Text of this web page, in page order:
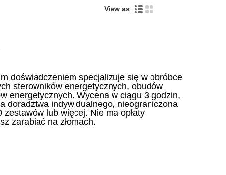
View as
doświadczeniem specjalizuje się w obróbce
sterowników energetycznych, obudów
energetycznych. Wycena w ciągu 3 godzin,
doradztwa indywidualnego, nieograniczona
lub więcej. Nie ma opłaty
zarabiać na złomach.